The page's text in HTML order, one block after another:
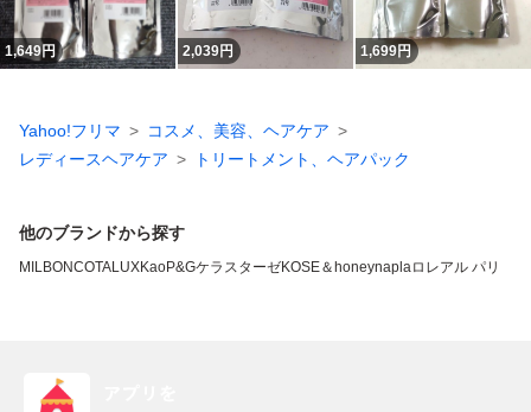
1,649円 2,039円 1,699円
Yahoo!フリマ
コスメ、美容、ヘアケア
レディースヘアケア
トリートメント、ヘアパック
他のブランドから探す
MILBONCOTALUXKaoP&GケラスターゼKOSE＆honeynaplaロレアル パリ